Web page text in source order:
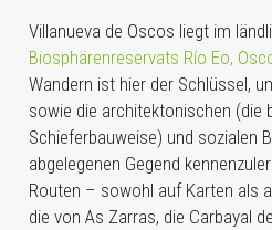
Villanueva de Oscos liegt im
Biosphärenreservats Río Eo,
Wandern ist hier der Schlüssel,
sowie die architektonischen (die
Schieferbauweise) und sozialen
abgelegenen Gegend
Routen – sowohl auf Karten als
die von As Zarras, die Carbayal